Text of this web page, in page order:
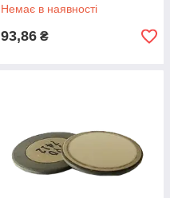
Немає в наявності
93,86 ₴